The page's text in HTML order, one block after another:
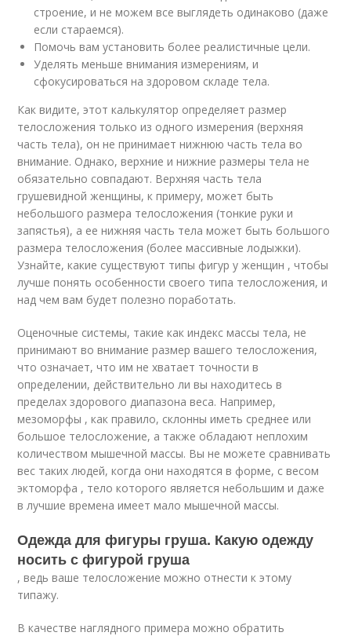
строение, и не можем все выглядеть одинаково (даже
если стараемся).
Помочь вам установить более реалистичные цели.
Уделять меньше внимания измерениям, и
сфокусироваться на здоровом складе тела.
Как видите, этот калькулятор определяет размер
телосложения только из одного измерения (верхняя
часть тела), он не принимает нижнюю часть тела во
внимание. Однако, верхние и нижние размеры тела не
обязательно совпадают. Верхняя часть тела
грушевидной женщины, к примеру, может быть
небольшого размера телосложения (тонкие руки и
запястья), а ее нижняя часть тела может быть большого
размера телосложения (более массивные лодыжки).
Узнайте, какие существуют типы фигур у женщин , чтобы
лучше понять особенности своего типа телосложения, и
над чем вам будет полезно поработать.
Оценочные системы, такие как индекс массы тела, не
принимают во внимание размер вашего телосложения,
что означает, что им не хватает точности в
определении, действительно ли вы находитесь в
пределах здорового диапазона веса. Например,
мезоморфы , как правило, склонны иметь среднее или
большое телосложение, а также обладают неплохим
количеством мышечной массы. Вы не можете сравнивать
вес таких людей, когда они находятся в форме, с весом
эктоморфа , тело которого является небольшим и даже
в лучшие времена имеет мало мышечной массы.
Одежда для фигуры груша. Какую одежду
носить с фигурой груша
, ведь ваше телосложение можно отнести к этому
типажу.
В качестве наглядного примера можно обратить